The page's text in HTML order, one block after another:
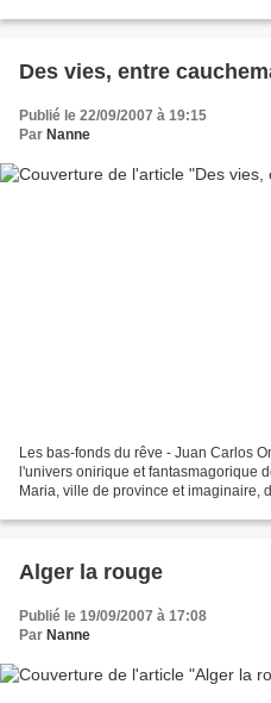
Des vies, entre
Publié le 22/09/2007 à 19:15
Par Nanne
Les bas-fonds du rêve - Juan Carlos
l'univers onirique et fantasmagorique
Maria, ville de province et imaginaire,
Alger la rouge
Publié le 19/09/2007 à 17:08
Par Nanne